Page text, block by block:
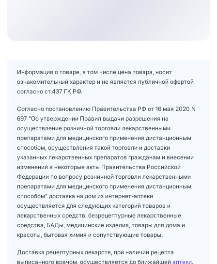
Информация о товаре, в том числе цена товара, носит
ознакомительный характер и не является публичной офертой
согласно ст.437 ГК РФ.
Согласно постановлению Правительства РФ от 16 мая 2020 N
697 "Об утверждении Правил выдачи разрешения на
осуществление розничной торговли лекарственными
препаратами для медицинского применения дистанционным
способом, осуществления такой торговли и доставки
указанных лекарственных препаратов гражданам и внесении
изменений в некоторые акты Правительства Российской
Федерации по вопросу розничной торговли лекарственными
препаратами для медицинского применения дистанционным
способом" доставка на дом из интернет-аптеки
осуществляется для следующих категорий товаров и
лекарственных средств: безрецептурные лекарственные
средства, БАДы, медицинские изделия, товары для дома и
красоты, бытовая химия и сопутствующие товары.
Доставка рецептурных лекарств, при наличии рецепта
выписанного врачом, осуществляется до ближайшей аптеки.